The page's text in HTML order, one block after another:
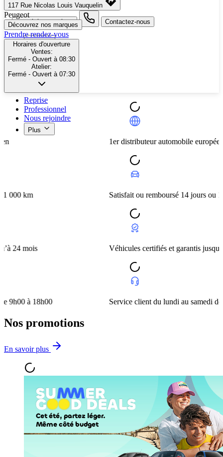
Sélectionnez une autre ville
search button - icon Contactez-nous
Neuf
Occasion
Nos promotions
Nos marques
Entretien
Reprise
Professionnel
Nous rejoindre
Plus
117 Rue Nicolas Louis Vauquelin
Peugeot
Découvrez nos marques
Prendre rendez-vous
Horaires d'ouverture
Ventes:
Fermé - Ouvert à 08:30
Atelier:
Fermé - Ouvert à 07:30
1er distributeur automobile européen
Satisfait ou remboursé 14 jours ou 1 000 km
Véhicules certifiés et garantis jusqu’à 24 mois
Service client du lundi au samedi de 9h00 à
Nos promotions
En savoir plus